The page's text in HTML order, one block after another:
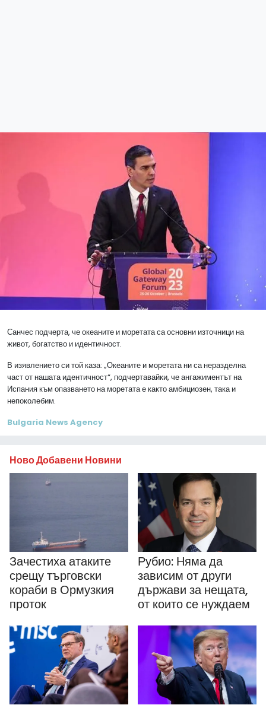
Санчес подчерта, че океаните и моретата са основни източници на
живот, богатство и идентичност.
В изявлението си той каза: „Океаните и моретата ни са неразделна
част от нашата идентичност“, подчертавайки, че ангажиментът на
Испания към опазването на моретата е както амбициозен, така и
непоколебим.
Bulgaria News Agency
Ново Добавени Новини
Зачестиха атаките
срещу търговски
кораби в Ормузкия
проток
Рубио: Няма да
зависим от други
държави за нещата,
от които се нуждаем